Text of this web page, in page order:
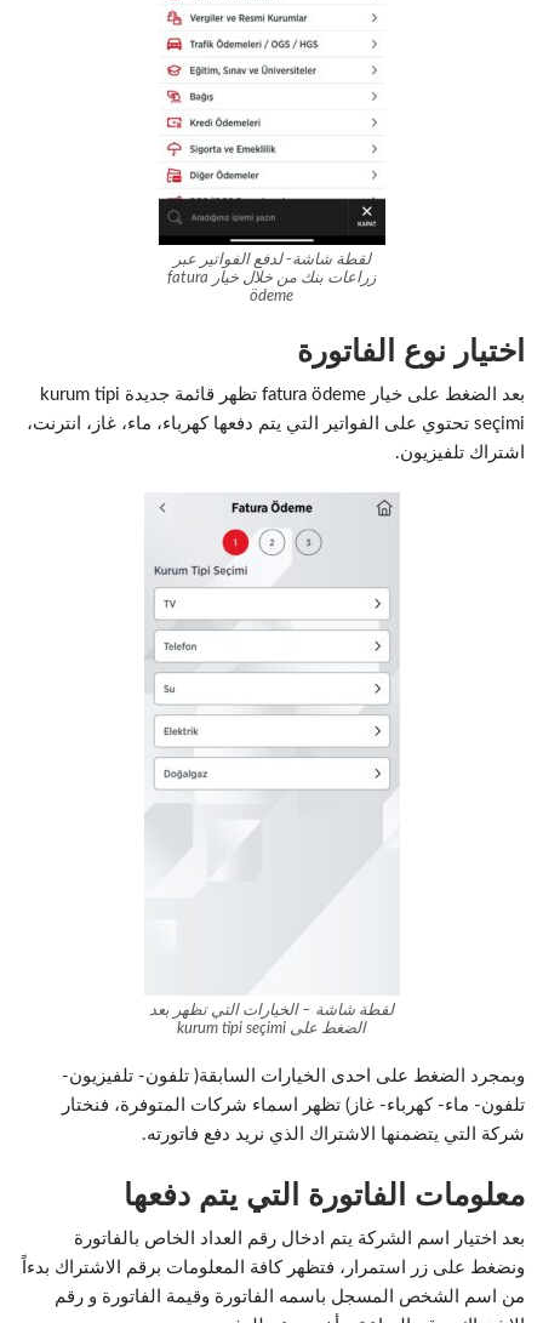
لقطة شاشة- لدفع الفواتير عبر
زراعات بنك من خلال خيار fatura
ödeme
اختيار نوع الفاتورة
بعد الضغط على خيار fatura ödeme تظهر قائمة جديدة kurum tipi
seçimi تحتوي على الفواتير التي يتم دفعها كهرباء، ماء، غاز، انترنت،
اشتراك تلفيزيون.
لقطة شاشة – الخيارات التي تظهر بعد
الضغط على kurum tipi seçimi
وبمجرد الضغط على احدى الخيارات السابقة( تلفون- تلفيزيون-
تلفون- ماء- كهرباء- غاز) تظهر اسماء شركات المتوفرة، فنختار
شركة التي يتضمنها الاشتراك الذي نريد دفع فاتورته.
معلومات الفاتورة التي يتم دفعها
بعد اختيار اسم الشركة يتم ادخال رقم العداد الخاص بالفاتورة
ونضغط على زر استمرار، فتظهر كافة المعلومات برقم الاشتراك بدءاً
من اسم الشخص المسجل باسمه الفاتورة وقيمة الفاتورة و رقم